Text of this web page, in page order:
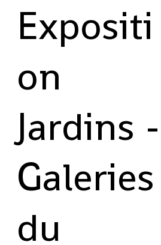
Expositi
on
Jardins -
Galeries
du